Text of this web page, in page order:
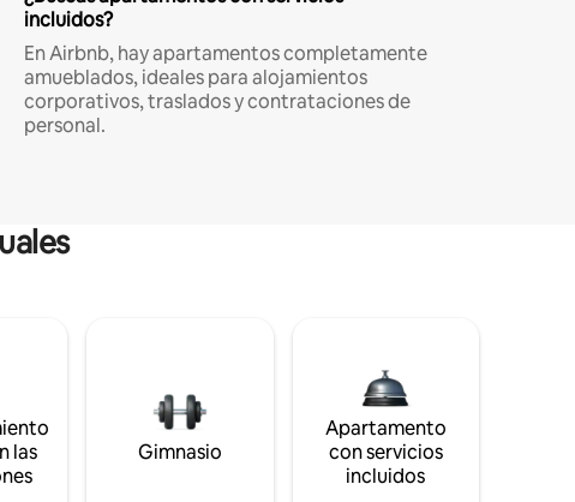
incluidos?
En Airbnb, hay apartamentos completamente
amueblados, ideales para alojamientos
corporativos, traslados y contrataciones de
personal.
las
Gimnasio
Apartamento
con servicios
incluidos